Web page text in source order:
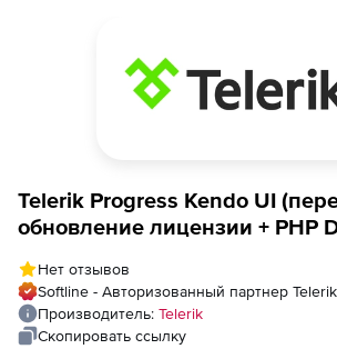
Telerik Progress Kendo UI
обновление лицензии + PHP
Developer License - Priority
Progress DevCraft UI + PHP
Welcome back upgrade
Нет отзывов
Softline - Авторизованный партнер Telerik
Производитель: Telerik
Скопировать ссылку